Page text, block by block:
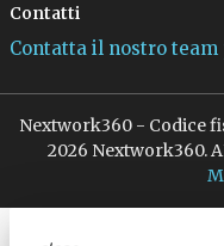
Contatti
Contatta il nostro
Nextwork360 - Codice
2026 Nextwork360.